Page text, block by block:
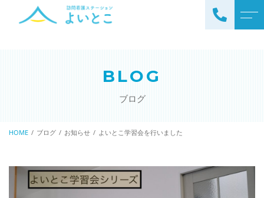
ステーションについて
訪問看護の流れ
ご利用料金
理念と基本方針
公開情報
アクセス
BLOG
ブログ
HOME ブログ お知らせ よいとこ学習会を行いました